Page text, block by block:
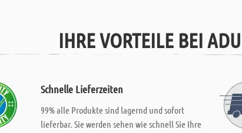
IHRE VORTEILE BEI
Schnelle Lieferzeiten
99% alle Produkte sind lagernd und sofort
lieferbar. Sie werden sehen wie schnell Sie Ihre